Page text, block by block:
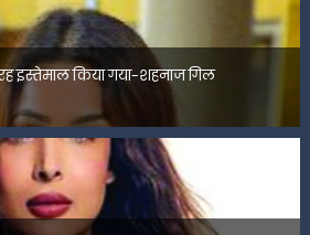
इस्तेमाल किया गया-शहनाज गिल